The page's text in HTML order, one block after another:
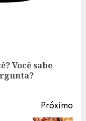
Você sabe
Próximo